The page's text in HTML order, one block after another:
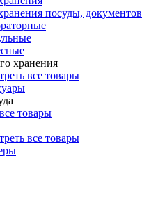
посуды, документов
хранения
все товары
товары
все товары